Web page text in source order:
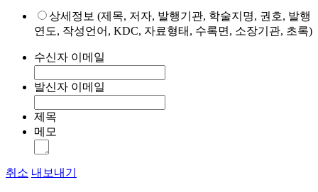
상세정보 (제목, 저자, 발행기관, 학술지명, 권호, 발행
연도, 작성언어, KDC, 자료형태, 수록면, 소장기관, 초록)
수신자 이메일
발신자 이메일
제목
메모
취소 내보내기